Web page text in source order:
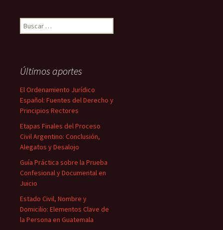
Buscar:
Últimos aportes
El Ordenamiento Jurídico
Español: Fuentes del Derecho y
Principios Rectores
Etapas Finales del Proceso
Civil Argentino: Conclusión,
Alegatos y Desalojo
Guía Práctica sobre la Prueba
Confesional y Documental en
Juicio
Estado Civil, Nombre y
Domicilio: Elementos Clave de
la Persona en Guatemala